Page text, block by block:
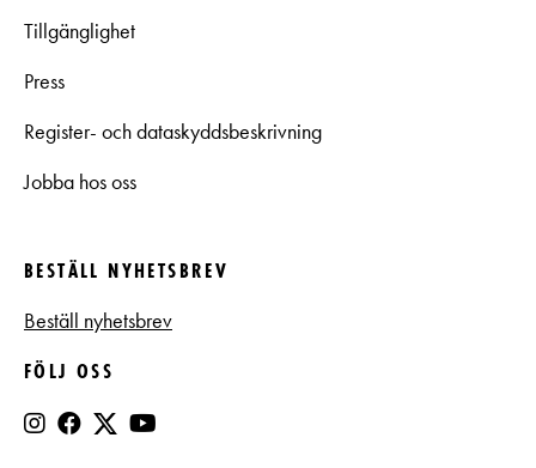
Tillgänglighet
Press
Register- och dataskyddsbeskrivning
Jobba hos oss
BESTÄLL NYHETSBREV
Beställ nyhetsbrev
FÖLJ OSS